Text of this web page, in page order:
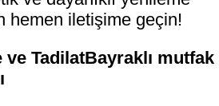
hemen iletişime geçin!
ve TadilatBayraklı mutfak